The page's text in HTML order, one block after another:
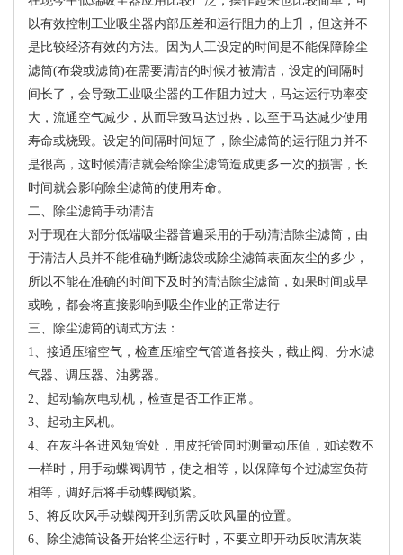
以有效控制工业吸尘器内部压差和运行阻力的上升，但这并不
是比较经济有效的方法。因为人工设定的时间是不能保障除尘
滤筒(布袋或滤筒)在需要清洁的时候才被清洁，设定的间隔时
间长了，会导致工业吸尘器的工作阻力过大，马达运行功率变
大，流通空气减少，从而导致马达过热，以至于马达减少使用
寿命或烧毁。设定的间隔时间短了，除尘滤筒的运行阻力并不
是很高，这时候清洁就会给除尘滤筒造成更多一次的损害，长
时间就会影响除尘滤筒的使用寿命。
二、除尘滤筒手动清洁
对于现在大部分低端吸尘器普遍采用的手动清洁除尘滤筒，由
于清洁人员并不能准确判断滤袋或除尘滤筒表面灰尘的多少，
所以不能在准确的时间下及时的清洁除尘滤筒，如果时间或早
或晚，都会将直接影响到吸尘作业的正常进行
三、除尘滤筒的调式方法：
1、接通压缩空气，检查压缩空气管道各接头，截止阀、分水滤
气器、调压器、油雾器。
2、起动输灰电动机，检查是否工作正常。
3、起动主风机。
4、在灰斗各进风短管处，用皮托管同时测量动压值，如读数不
一样时，用手动蝶阀调节，使之相等，以保障每个过滤室负荷
相等，调好后将手动蝶阀锁紧。
5、将反吹风手动蝶阀开到所需反吹风量的位置。
6、除尘滤筒设备开始将尘运行时，不要立即开动反吹清灰装